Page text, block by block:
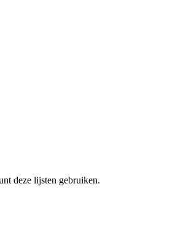
deze lijsten gebruiken.